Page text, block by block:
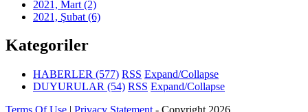
2021, Mart (2)
2021, Şubat (6)
Kategoriler
HABERLER (577) RSS Expand/Collapse
DUYURULAR (54) RSS Expand/Collapse